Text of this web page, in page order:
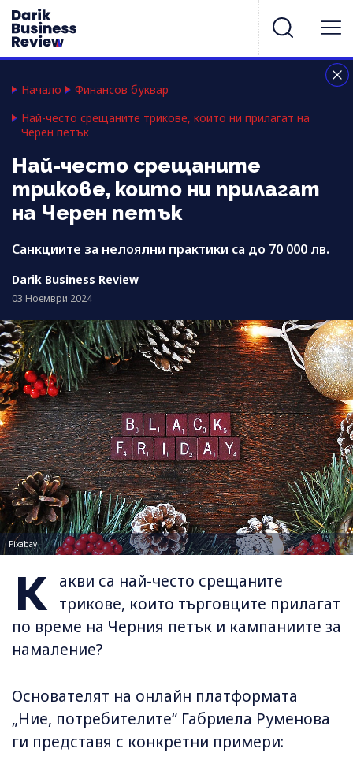
Начало
Финансов буквар
Най-често срещаните трикове, които ни прилагат на
Черен петък
Най-често срещаните
трикове, които ни прилагат
на Черен петък
Санкциите за нелоялни практики са до 70 000 лв.
Darik Business Review
03 Ноември 2024
Pixabay
К
акви са най-често срещаните
трикове, които търговците прилагат
по време на Черния петък и кампаниите за
намаление?
Основателят на онлайн платформата
„Ние, потребителите“ Габриела Руменова
ги представя с конкретни примери: